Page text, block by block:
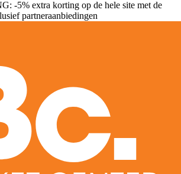
-5% extra korting op de hele site met de
partneraanbiedingen